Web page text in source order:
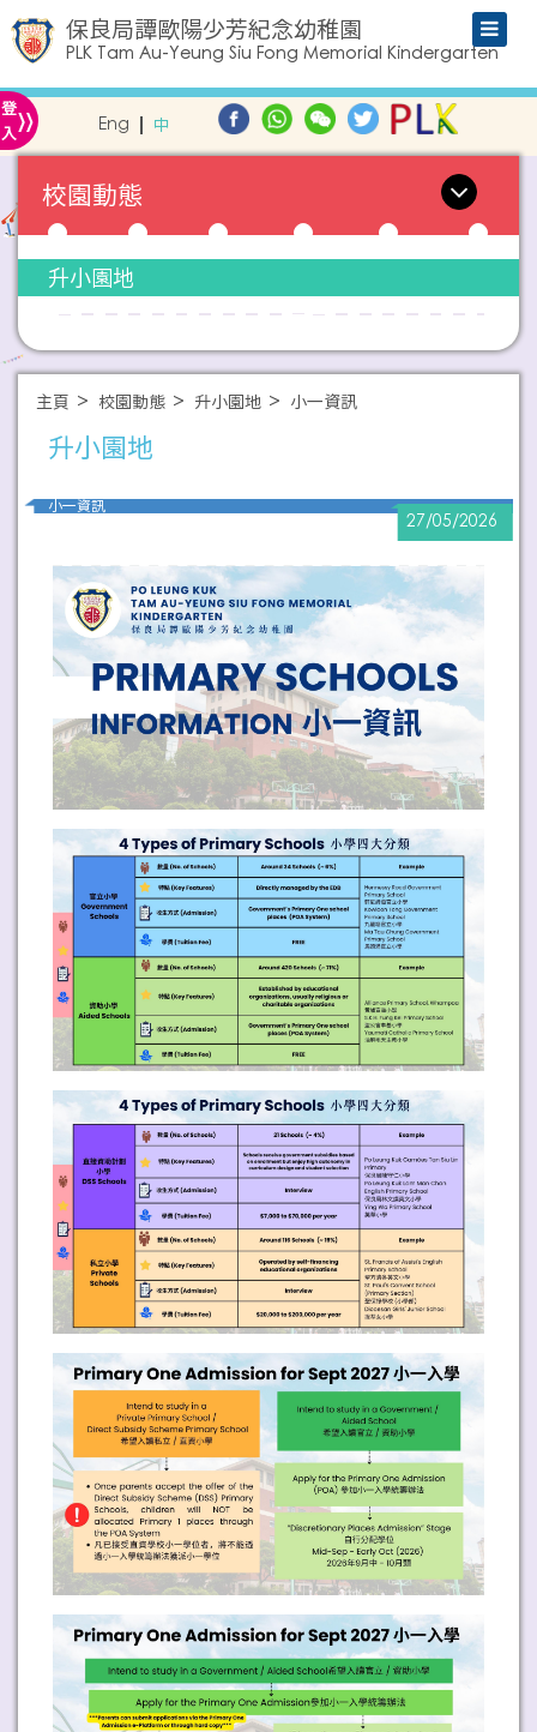
保良局譚歐陽少芳紀念幼稚園
PLK Tam Au-Yeung Siu Fong Memorial Kindergarten
登
入» Eng 中
校園動態
升小園地
主頁 校園動態 升小園地 小一資訊
升小園地
小一資訊
27/05/2026